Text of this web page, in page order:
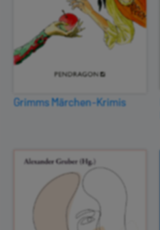
Grimms Märchen-Krimis